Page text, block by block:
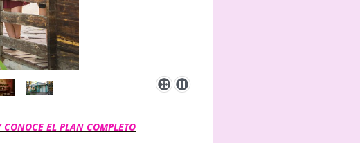
EL PLAN COMPLETO